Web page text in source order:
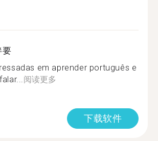
要
em aprender português e
阅读更多
下载软件